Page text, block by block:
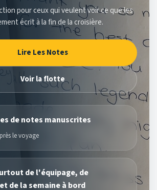
pour ceux qui veulent voir ce que les
écrit à la fin de la croisière.
Lire Les Notes
Voir la flotte
de notes manuscrites
le voyage
de l'équipage, de
de la semaine à bord